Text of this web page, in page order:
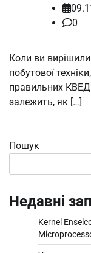
0
Коли ви
побутової
правильних
залежить, як […]
Пошук
Недавні
Kernel